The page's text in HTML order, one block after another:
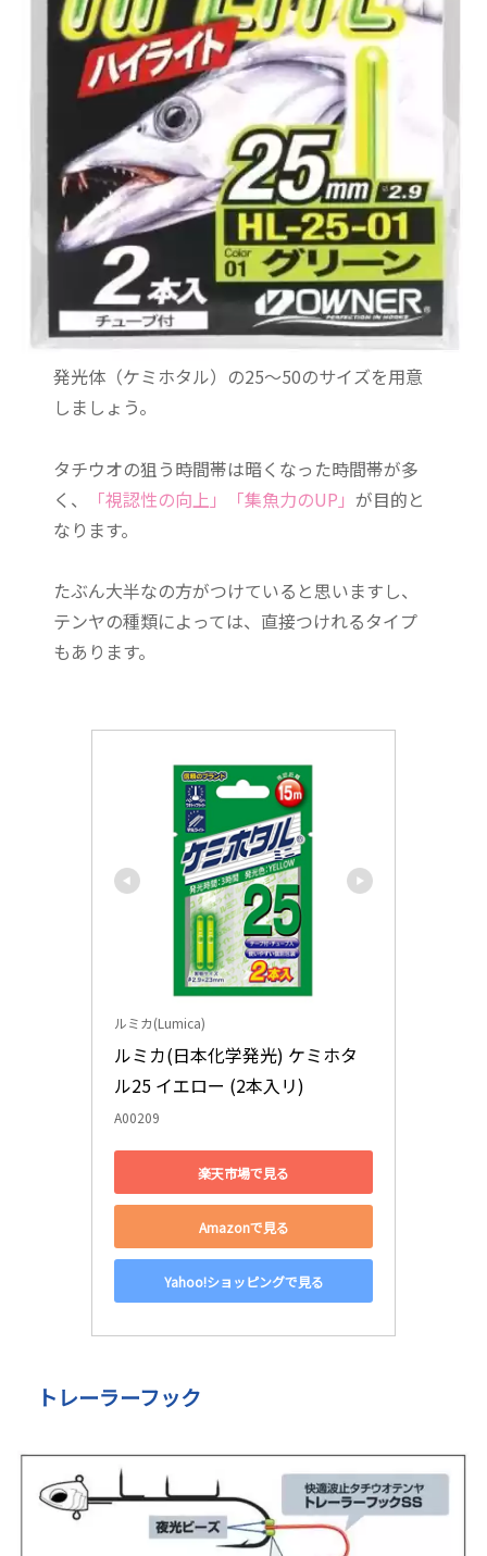
発光体（ケミホタル）の25～50のサイズを用意
しましょう。
タチウオの狙う時間帯は暗くなった時間帯が多
く、
「視認性の向上」「集魚力のUP」が目的と
なります。
たぶん大半なの方がつけていると思いますし、
テンヤの種類によっては、直接つけれるタイプ
もあります。
ルミカ(Lumica)
ルミカ(日本化学発光) ケミホタ
ル25 イエロー (2本入リ)
A00209
楽天市場で見る
Amazonで見る
Yahoo!ショッピングで見る
トレーラーフック